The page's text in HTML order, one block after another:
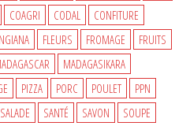
COAGRI CODAL
CONFITURE
FLEURS FROMAGE
FRUITS
MADAGASIKARA
PIZZA PORC POULET
PPN
SALADE SANTÉ SAVON
SOUPE